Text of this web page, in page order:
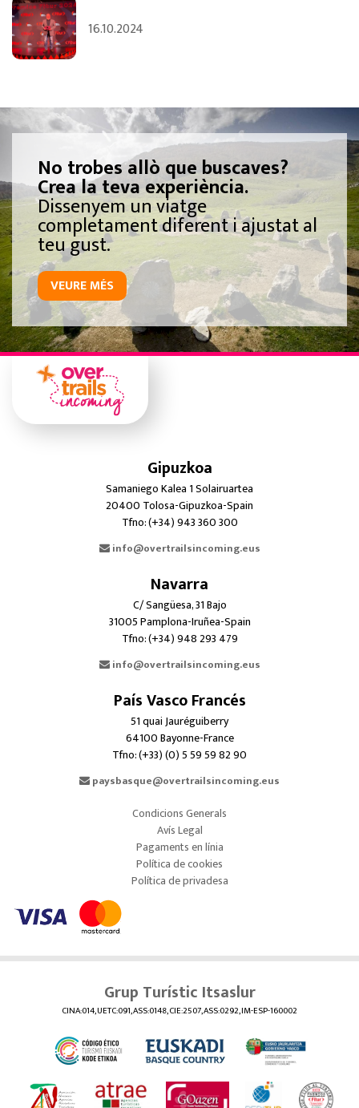
16.10.2024
No trobes allò que buscaves?
Crea la teva experiència.
Dissenyem un viatge
completament diferent i ajustat al
teu gust.
VEURE MÉS
Gipuzkoa
Samaniego Kalea 1 Solairuartea
20400 Tolosa-Gipuzkoa-Spain
Tfno: (+34) 943 360 300
info@overtrailsincoming.eus
Navarra
C/ Sangüesa, 31 Bajo
31005 Pamplona-Iruñea-Spain
Tfno: (+34) 948 293 479
info@overtrailsincoming.eus
País Vasco Francés
51 quai Jauréguiberry
64100 Bayonne-France
Tfno: (+33) (0) 5 59 59 82 90
paysbasque@overtrailsincoming.eus
Condicions Generals
Avís Legal
Pagaments en línia
Política de cookies
Política de privadesa
Grup Turístic Itsaslur
CINA:014, UETC:091, ASS:0148, CIE:2507, ASS:0292, IM-ESP-160002